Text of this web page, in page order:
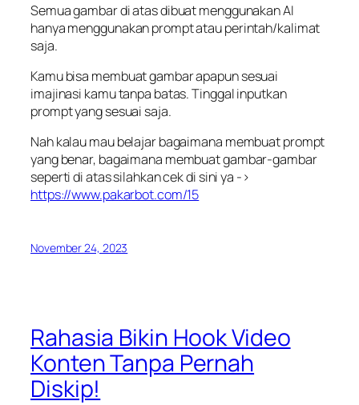
Semua gambar di atas dibuat menggunakan AI
hanya menggunakan prompt atau perintah/kalimat
saja.
Kamu bisa membuat gambar apapun sesuai
imajinasi kamu tanpa batas. Tinggal inputkan
prompt yang sesuai saja.
Nah kalau mau belajar bagaimana membuat prompt
yang benar, bagaimana membuat gambar-gambar
seperti di atas silahkan cek di sini ya ->
https://www.pakarbot.com/15
November 24, 2023
Rahasia Bikin Hook Video
Konten Tanpa Pernah
Diskip!